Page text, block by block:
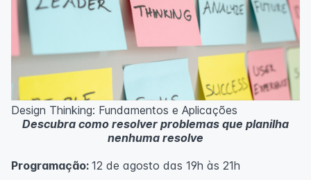
Design Thinking: Fundamentos e Aplicações
Descubra como resolver problemas que planilha
nenhuma resolve
Programação: 12 de agosto das 19h às 21h